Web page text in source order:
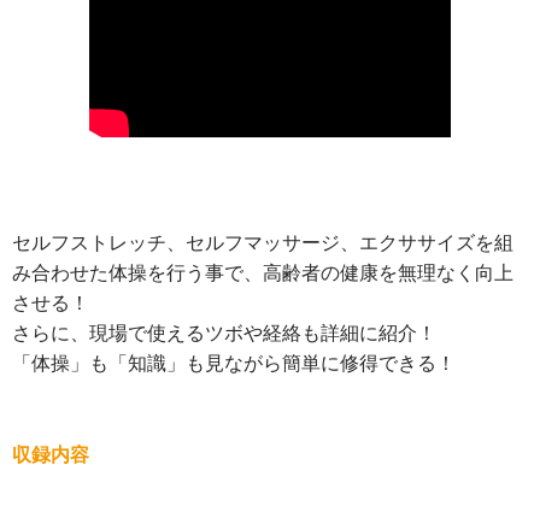
セルフストレッチ、セルフマッサージ、エクササイズを組
み合わせた体操を行う事で、高齢者の健康を無理なく向上
させる！
さらに、現場で使えるツボや経絡も詳細に紹介！
「体操」も「知識」も見ながら簡単に修得できる！
収録内容